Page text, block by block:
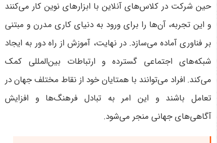
حین شرکت در کلاس‌های آنلاین با ابزارهای نوین کار می‌کنند
و این تجربه، آن‌ها را برای ورود به دنیای کاری مدرن و مبتنی
بر فناوری آماده می‌سازد. در نهایت، آموزش از راه دور به ایجاد
شبکه‌های اجتماعی گسترده و ارتباطات بین‌المللی کمک
می‌کند. افراد می‌توانند با همتایان خود از نقاط مختلف جهان در
تعامل باشند و این امر به تبادل فرهنگ‌ها و افزایش
آگاهی‌های جهانی منجر می‌شود.